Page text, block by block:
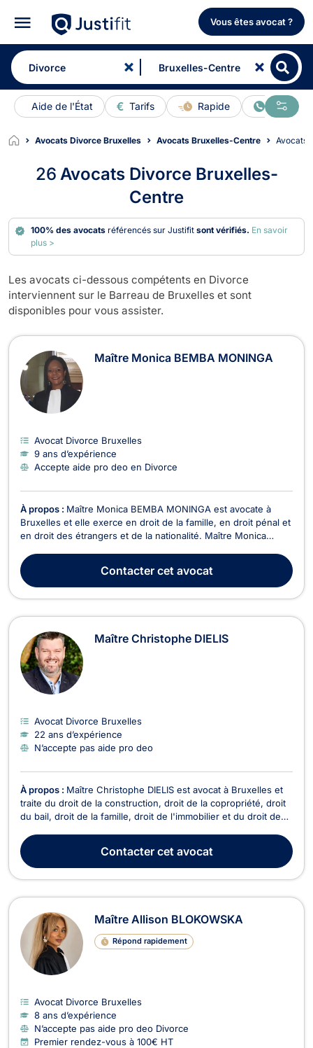
Vous êtes avocat ?
Aide de l'État Tarifs Rapide En ligne
Avocats Divorce Bruxelles Avocats Bruxelles-Centre
26 Avocats Divorce Bruxelles-
Centre
100% des avocats référencés sur Justifitsont vérifiés. En savoir
plus >
Les avocats ci-dessous compétents en Divorce
interviennent sur le Barreau de Bruxelles et sont
disponibles pour vous assister.
Avocats en Divorce à Bruxelles-
Maître Monica BEMBA MONINGA
Avocat Divorce Bruxelles
9 ans d’expérience
Accepte aide pro deo en Divorce
À propos : Maître Monica BEMBA MONINGA est avocate à
Bruxelles et elle exerce en droit de la famille, en droit pénal et
en droit des étrangers et de la nationalité. Maître Monica
cadre des divorces contentieux ou à l'amiable, en matière de
cohabitation légale ou de fait, dans le ...
Contactercet avocat
Maître Christophe DIELIS
Avocat Divorce Bruxelles
22 ans d’expérience
N’accepte pas aide pro deo
À propos : Maître Christophe DIELIS est avocat à Bruxelles et
traite du droit de la construction, droit de la copropriété, droit
du bail, droit de la famille, droit de l'immobilier et du droit des
construction pour retards de livraison, vente en l'état futur
d'achèvement, malfaçons...
Contactercet avocat
Maître Allison BLOKOWSKA
Répond rapidement
Avocat Divorce Bruxelles
8 ans d’expérience
N’accepte pas aide pro deo Divorce
Premier rendez-vous à 100€ HT